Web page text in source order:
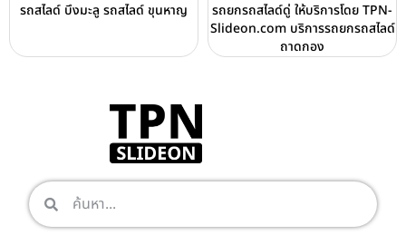
รถสไลด์ บึงมะลู รถสไลด์ ขุนหาญ
รถยกรถสไลด์ดู่ ให้บริการโดย TPN-
Slideon.com บริการรถยกรถสไลด์
ถาดกอง